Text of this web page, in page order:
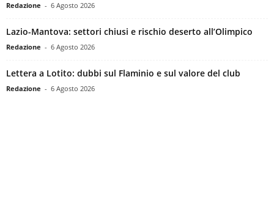
Redazione - 6 Agosto 2026
Lazio-Mantova: settori chiusi e rischio deserto all’Olimpico
Redazione - 6 Agosto 2026
Lettera a Lotito: dubbi sul Flaminio e sul valore del club
Redazione - 6 Agosto 2026